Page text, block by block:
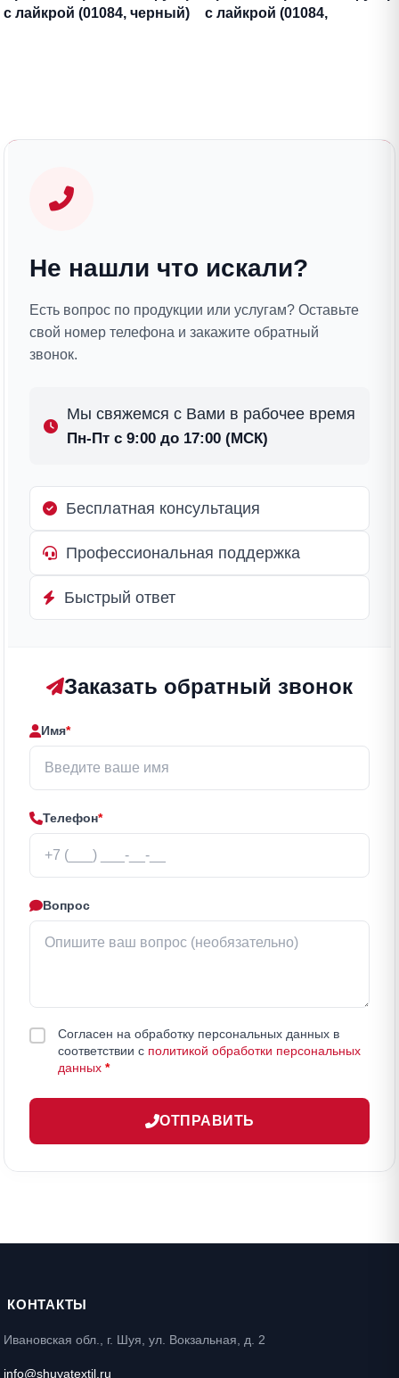
с лайкрой (01084, черный)
с лайкрой (01084,
Не нашли что искали?
Есть вопрос по продукции или услугам? Оставьте
свой номер телефона и закажите обратный
звонок.
Мы свяжемся с Вами в рабочее время
Пн-Пт с 9:00 до 17:00 (МСК)
Бесплатная консультация
Профессиональная поддержка
Быстрый ответ
Заказать обратный звонок
Имя*
Телефон*
Вопрос
Согласен на обработку персональных данных в
соответствии с политикой обработки персональных
данных *
ОТПРАВИТЬ
КОНТАКТЫ
Ивановская обл., г. Шуя, ул. Вокзальная, д. 2
info@shuyatextil.ru